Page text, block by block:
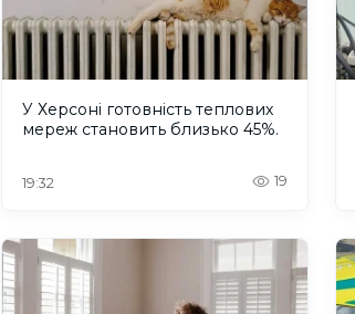
У Херсоні готовність теплових
мереж становить близько 45%.
19:32 19